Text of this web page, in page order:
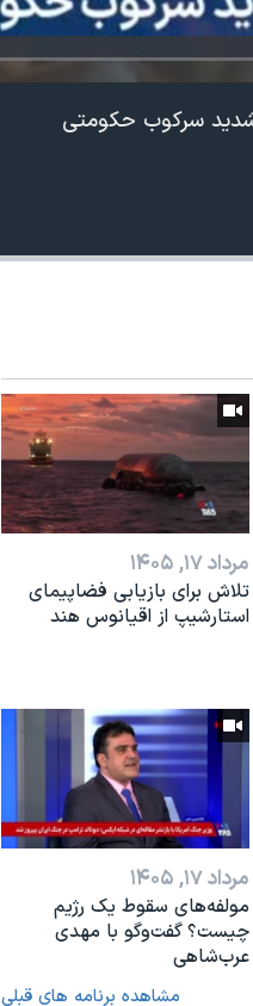
سرکوب حکومتی
مرداد ۱۷, ۱۴۰۵
تلاش برای بازیابی فضاپیمای
استارشیپ از اقیانوس هند
مرداد ۱۷, ۱۴۰۵
مولفه‌های سقوط یک رژیم
چیست؟ گفت‌وگو با مهدی
عرب‌شاهی
مشاهده برنامه های قبلی